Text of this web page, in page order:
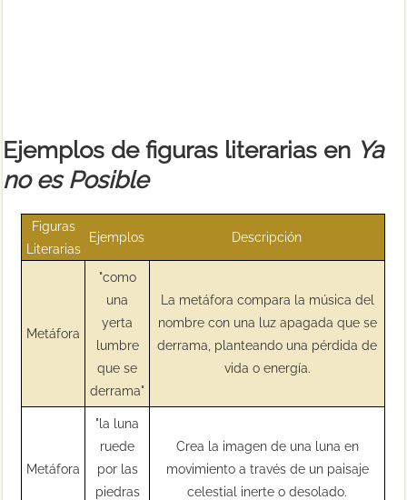
Ejemplos de figuras literarias en Ya
no es Posible
Figuras
Literarias
Ejemplos Descripción
Metáfora
"como
una
yerta
lumbre
que se
derrama"
La metáfora compara la música del
nombre con una luz apagada que se
derrama, planteando una pérdida de
vida o energía.
Metáfora
"la luna
ruede
por las
piedras
Crea la imagen de una luna en
movimiento a través de un paisaje
celestial inerte o desolado.